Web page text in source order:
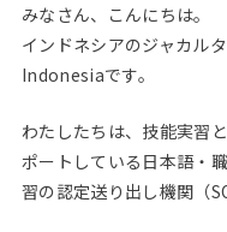
みなさん、こんにちは。
インドネシアのジャカル
Indonesiaです。
わたしたちは、技能実習
ポートしている日本語・
習の認定送り出し機関（